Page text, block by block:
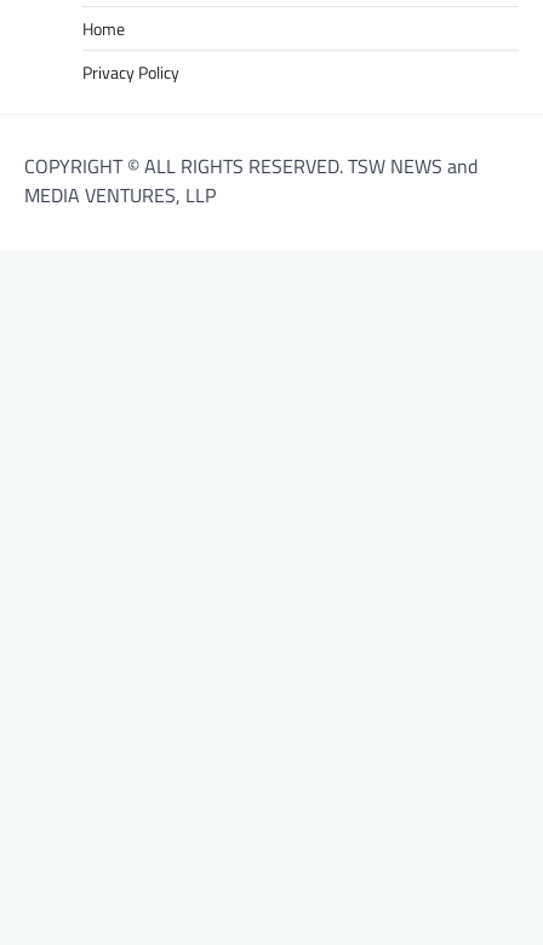
Home
Privacy Policy
COPYRIGHT © ALL RIGHTS RESERVED. TSW NEWS and
MEDIA VENTURES, LLP